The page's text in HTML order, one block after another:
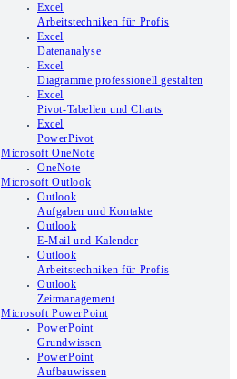
Excel
Arbeitstechniken für Profis
Excel
Datenanalyse
Excel
Diagramme professionell gestalten
Excel
Pivot-Tabellen und Charts
Excel
PowerPivot
Microsoft OneNote
OneNote
Microsoft Outlook
Outlook
Aufgaben und Kontakte
Outlook
E-Mail und Kalender
Outlook
Arbeitstechniken für Profis
Outlook
Zeitmanagement
Microsoft PowerPoint
PowerPoint
Grundwissen
PowerPoint
Aufbauwissen